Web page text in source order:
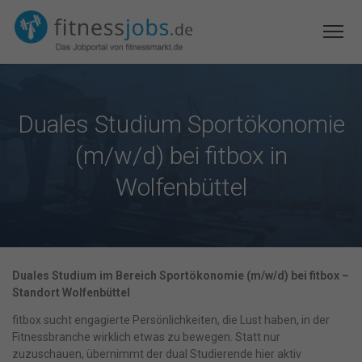
Duales Studium Sportökonomie
(m/w/d) bei fitbox in
Wolfenbüttel
Duales Studium im Bereich Sportökonomie (m/w/d) bei fitbox –
Standort Wolfenbüttel
fitbox sucht engagierte Persönlichkeiten, die Lust haben, in der
Fitnessbranche wirklich etwas zu bewegen. Statt nur
zuzuschauen, übernimmt der dual Studierende hier aktiv